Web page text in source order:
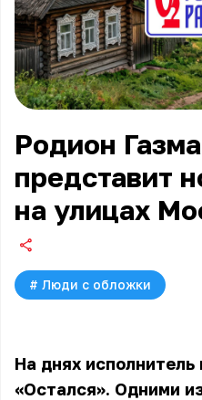
Родион
представит
на улицах
# Люди с обложки
На днях исполнитель
«Остался». Одними